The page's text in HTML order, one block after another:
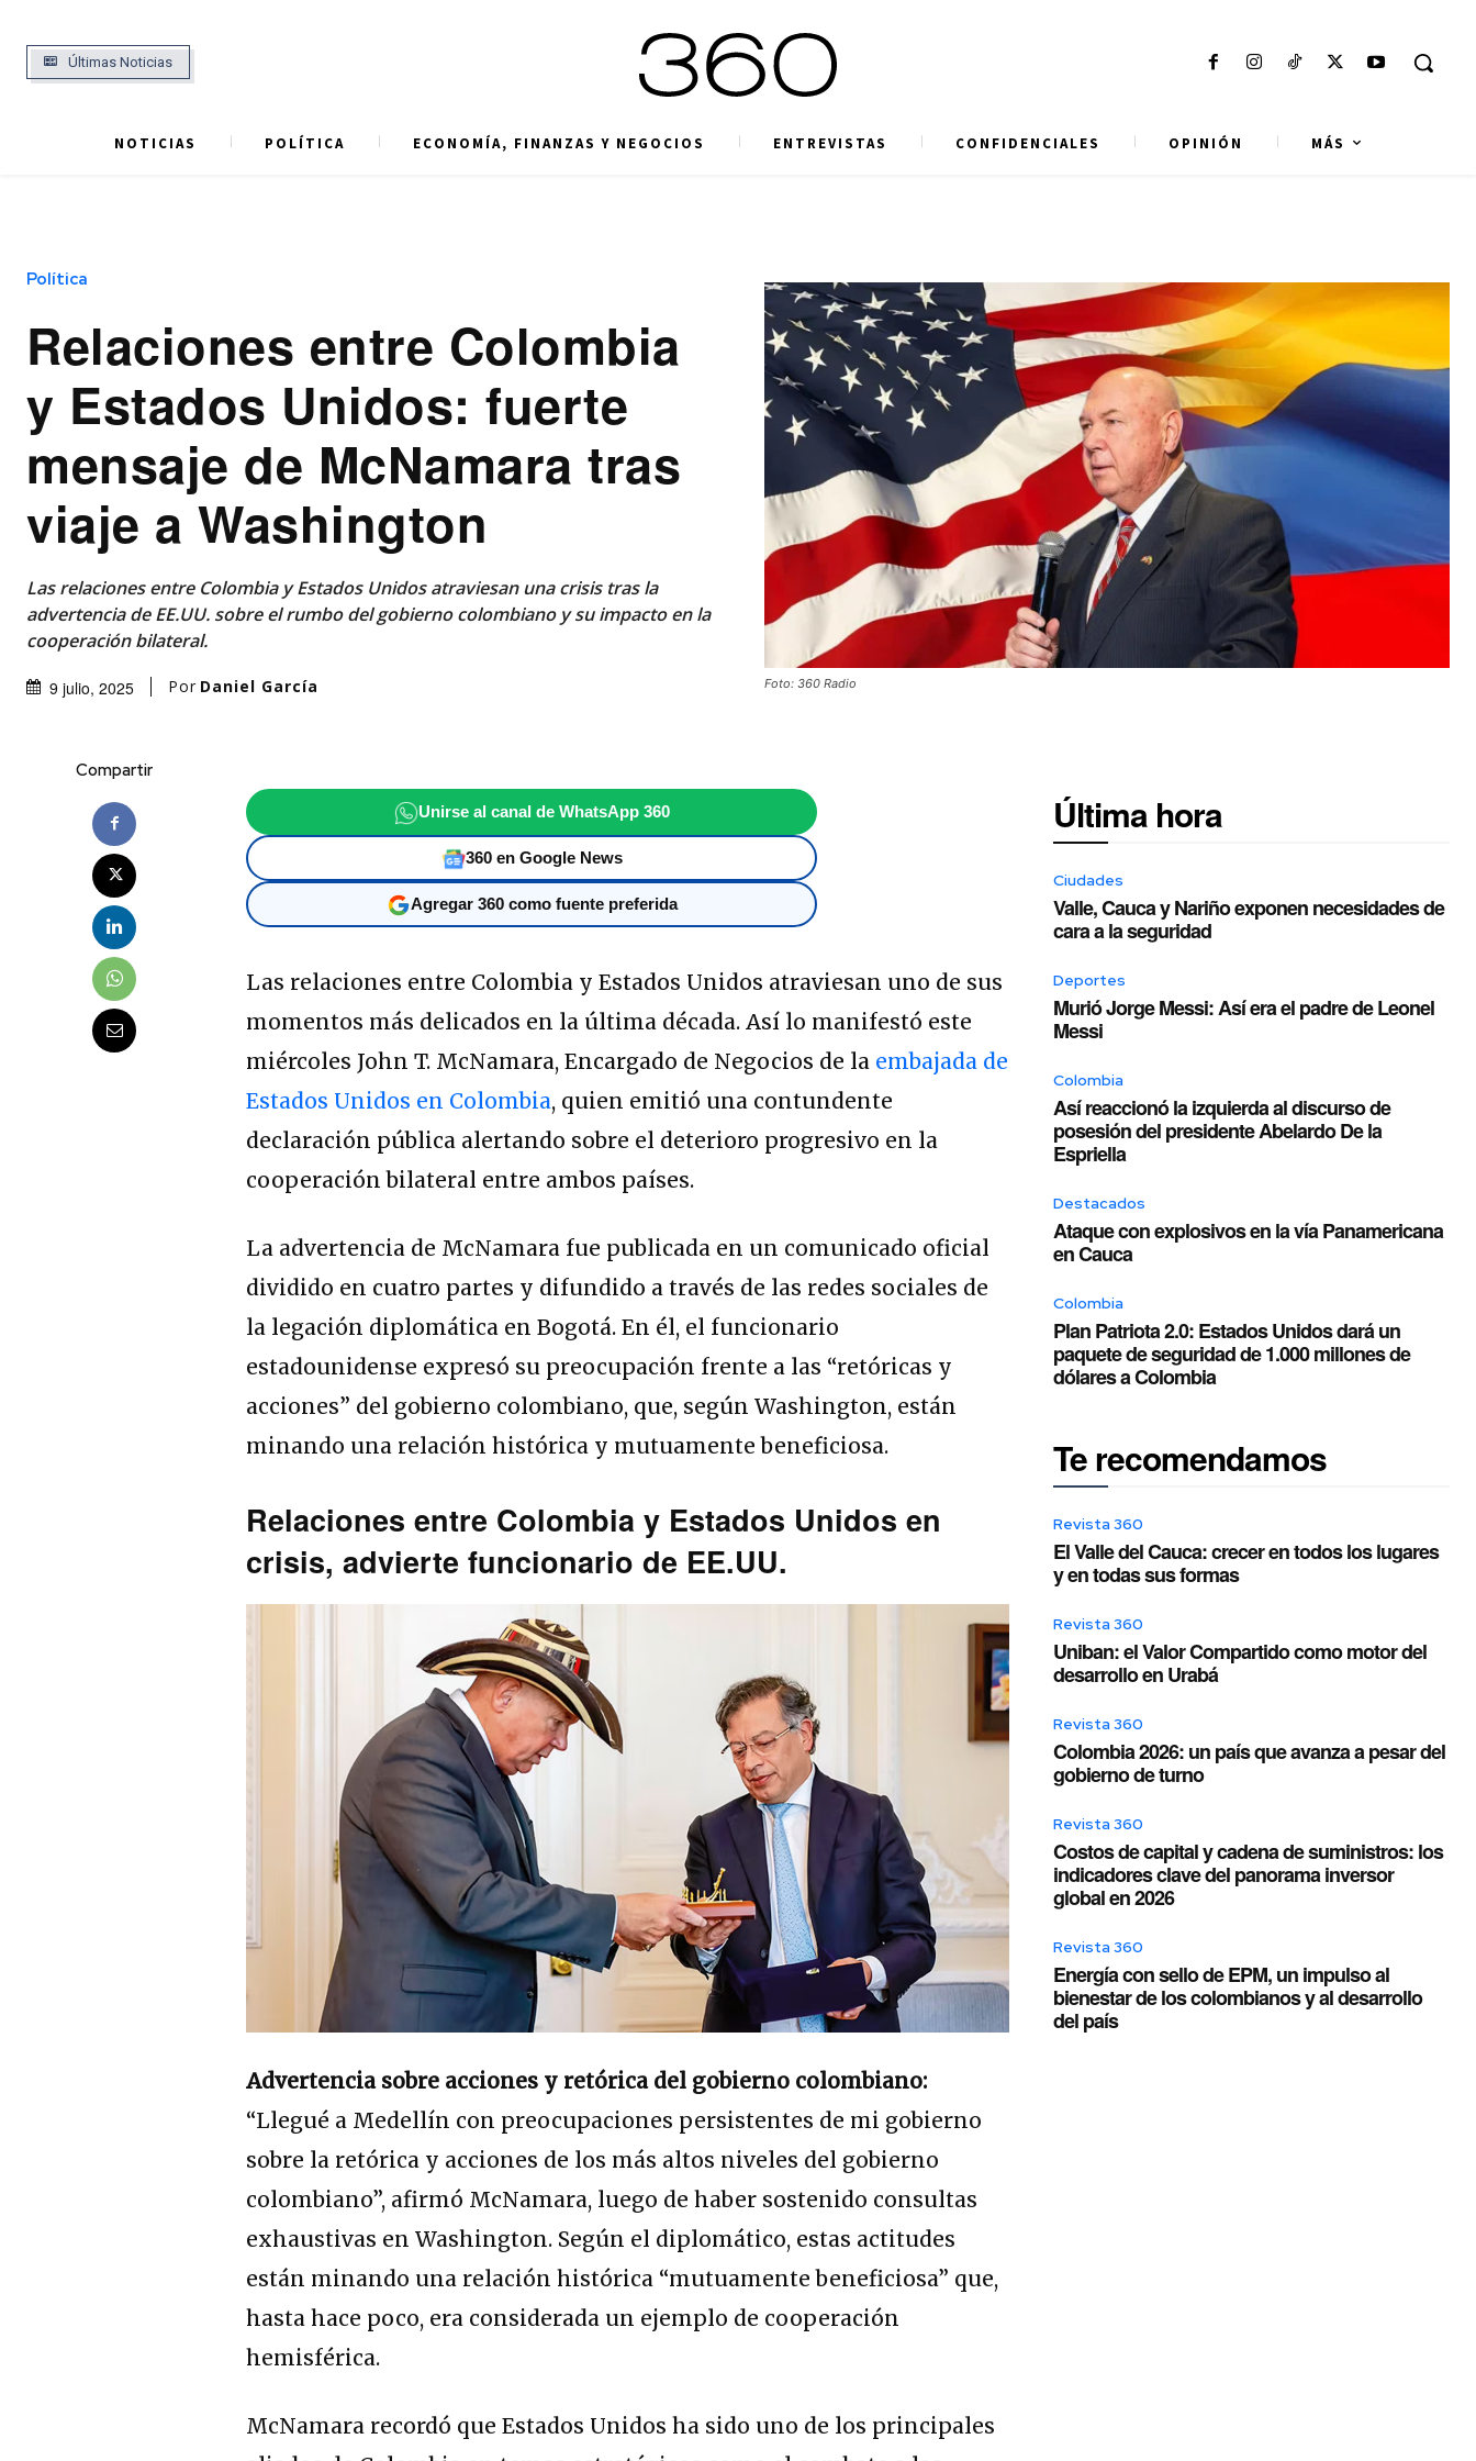
Últimas Noticias
NOTICIAS POLÍTICA ECONOMÍA, FINANZAS Y NEGOCIOS ENTREVISTAS CONFIDENCIALES OPINIÓN MÁS
Política
Relaciones entre Colombia
y Estados Unidos: fuerte
mensaje de McNamara tras
viaje a Washington
Las relaciones entre Colombia y Estados Unidos atraviesan una crisis tras la
advertencia de EE.UU. sobre el rumbo del gobierno colombiano y su impacto en la
cooperación bilateral.
9 julio, 2025 Por Daniel García Foto: 360 Radio
Compartir
Unirse al canal de WhatsApp 360
360 en Google News
Agregar 360 como fuente preferida
Las relaciones entre Colombia y Estados Unidos atraviesan uno de sus
momentos más delicados en la última década. Así lo manifestó este
miércoles John T. McNamara, Encargado de Negocios de la embajada de
Estados Unidos en Colombia, quien emitió una contundente
declaración pública alertando sobre el deterioro progresivo en la
cooperación bilateral entre ambos países.
La advertencia de McNamara fue publicada en un comunicado oficial
dividido en cuatro partes y difundido a través de las redes sociales de
la legación diplomática en Bogotá. En él, el funcionario
estadounidense expresó su preocupación frente a las “retóricas y
acciones” del gobierno colombiano, que, según Washington, están
minando una relación histórica y mutuamente beneficiosa.
Relaciones entre Colombia y Estados Unidos en
crisis, advierte funcionario de EE.UU.
Advertencia sobre acciones y retórica del gobierno colombiano:
“Llegué a Medellín con preocupaciones persistentes de mi gobierno
sobre la retórica y acciones de los más altos niveles del gobierno
colombiano”, afirmó McNamara, luego de haber sostenido consultas
exhaustivas en Washington. Según el diplomático, estas actitudes
están minando una relación histórica “mutuamente beneficiosa” que,
hasta hace poco, era considerada un ejemplo de cooperación
hemisférica.
McNamara recordó que Estados Unidos ha sido uno de los principales
Última hora
Ciudades
Valle, Cauca y Nariño exponen necesidades de
cara a la seguridad
Deportes
Murió Jorge Messi: Así era el padre de Leonel
Messi
Colombia
Así reaccionó la izquierda al discurso de
posesión del presidente Abelardo De la
Espriella
Destacados
Ataque con explosivos en la vía Panamericana
en Cauca
Colombia
Plan Patriota 2.0: Estados Unidos dará un
paquete de seguridad de 1.000 millones de
dólares a Colombia
Te recomendamos
Revista 360
El Valle del Cauca: crecer en todos los lugares
y en todas sus formas
Revista 360
Uniban: el Valor Compartido como motor del
desarrollo en Urabá
Revista 360
Colombia 2026: un país que avanza a pesar del
gobierno de turno
Revista 360
Costos de capital y cadena de suministros: los
indicadores clave del panorama inversor
global en 2026
Revista 360
Energía con sello de EPM, un impulso al
bienestar de los colombianos y al desarrollo
del país